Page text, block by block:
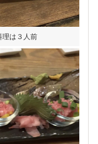
は３人前